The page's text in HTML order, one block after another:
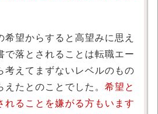
希望からすると高望みに思え
で落とされることは転職エー
考えてまずないレベルのもの
えたとのことでした。 希望と
れることを嫌がる方もいます